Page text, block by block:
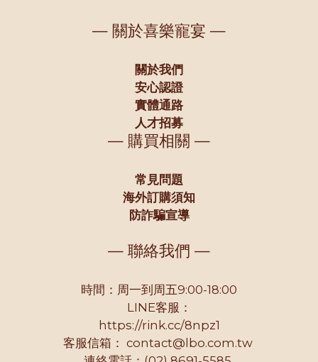
— 關於喜樂寵宴 —
關於我們
安心認證
實體通路
人才招募
— 購買相關 —
常見問題
海外訂購須知
防詐騙宣導
— 聯絡我們 —
時間：周一到周五9:00-18:00
LINE客服：
https://rink.cc/8npz1
客服信箱： contact@lbo.com.tw